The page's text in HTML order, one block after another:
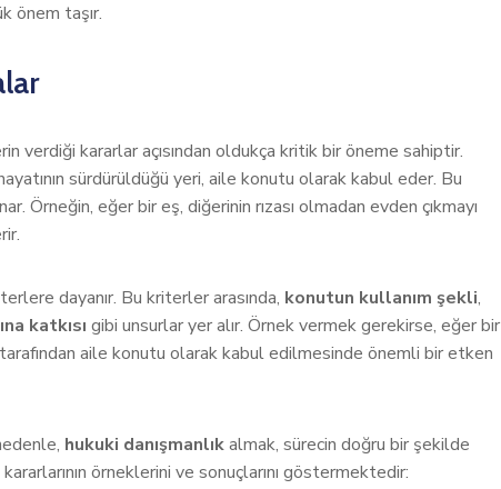
önem taşır.
verdiği kararlar açısından oldukça kritik bir öneme sahiptir.
sürdürüldüğü yeri, aile konutu olarak kabul eder. Bu
Örneğin, eğer bir eş, diğerinin rızası olmadan evden çıkmayı
dayanır. Bu kriterler arasında, konutun kullanım şekli,
katkısı gibi unsurlar yer alır. Örnek vermek gerekirse, eğer bir
aile konutu olarak kabul edilmesinde önemli bir etken
hukuki danışmanlıkalmak, sürecin doğru bir şekilde
örneklerini ve sonuçlarını göstermektedir: